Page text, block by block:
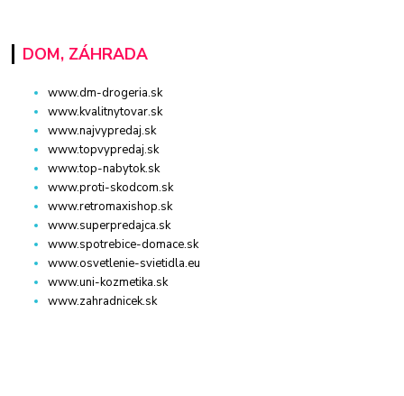
DOM, ZÁHRADA
www.dm-drogeria.sk
www.kvalitnytovar.sk
www.najvypredaj.sk
www.topvypredaj.sk
www.top-nabytok.sk
www.proti-skodcom.sk
www.retromaxishop.sk
www.superpredajca.sk
www.spotrebice-domace.sk
www.osvetlenie-svietidla.eu
www.uni-kozmetika.sk
www.zahradnicek.sk